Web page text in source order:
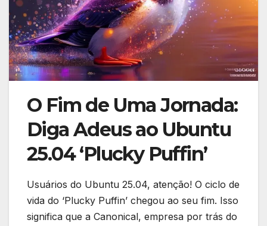
O Fim de Uma Jornada:
Diga Adeus ao Ubuntu
25.04 ‘Plucky Puffin’
Usuários do Ubuntu 25.04, atenção! O ciclo de
vida do ‘Plucky Puffin’ chegou ao seu fim. Isso
significa que a Canonical, empresa por trás do